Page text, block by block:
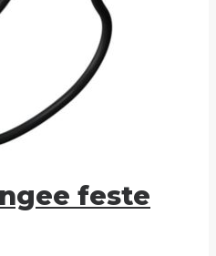
feste